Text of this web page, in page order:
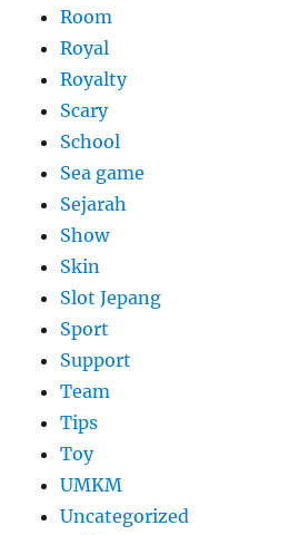
Room
Royal
Royalty
Scary
School
Sea game
Sejarah
Show
Skin
Slot Jepang
Sport
Support
Team
Tips
Toy
UMKM
Uncategorized